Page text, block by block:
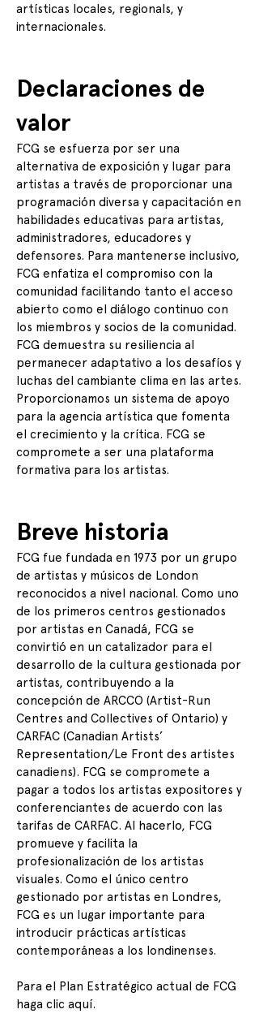
artísticas locales, regionals, y
internacionales.
Declaraciones de
valor
FCG se esfuerza por ser una
alternativa de exposición y lugar para
artistas a través de proporcionar una
programación diversa y capacitación en
habilidades educativas para artistas,
administradores, educadores y
defensores. Para mantenerse inclusivo,
FCG enfatiza el compromiso con la
comunidad facilitando tanto el acceso
abierto como el diálogo continuo con
los miembros y socios de la comunidad.
FCG demuestra su resiliencia al
permanecer adaptativo a los desafíos y
luchas del cambiante clima en las artes.
Proporcionamos un sistema de apoyo
para la agencia artística que fomenta
el crecimiento y la crítica. FCG se
compromete a ser una plataforma
formativa para los artistas.
Breve historia
FCG fue fundada en 1973 por un grupo
de artistas y músicos de London
reconocidos a nivel nacional. Como uno
de los primeros centros gestionados
por artistas en Canadá, FCG se
convirtió en un catalizador para el
desarrollo de la cultura gestionada por
artistas, contribuyendo a la
concepción de ARCCO (Artist-Run
Centres and Collectives of Ontario) y
CARFAC (Canadian Artists’
Representation/Le Front des artistes
canadiens). FCG se compromete a
pagar a todos los artistas expositores y
conferenciantes de acuerdo con las
tarifas de CARFAC. Al hacerlo, FCG
promueve y facilita la
profesionalización de los artistas
visuales. Como el único centro
gestionado por artistas en Londres,
FCG es un lugar importante para
introducir prácticas artísticas
contemporáneas a los londinenses.
Para el Plan Estratégico actual de FCG
haga clic aquí.